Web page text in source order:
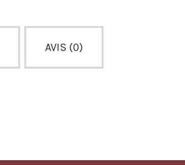
AVIS (0)